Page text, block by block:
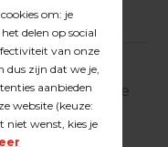
ten behoeve